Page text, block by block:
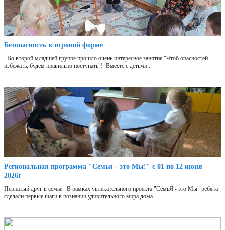
Безопасность в игровой форме
Во второй младшей группе прошло очень интересное занятие "Чтоб опасностей
избежать, будем правильно поступать"! Вместе с детьми...
Региональная программа "Семья - это Мы!" с 01 по 12 июня
2026г
Пернатый друг в семье В рамках увлекательного проекта "СемьЯ - это Мы" ребята
сделали первые шаги в познании удивительного мира дома...